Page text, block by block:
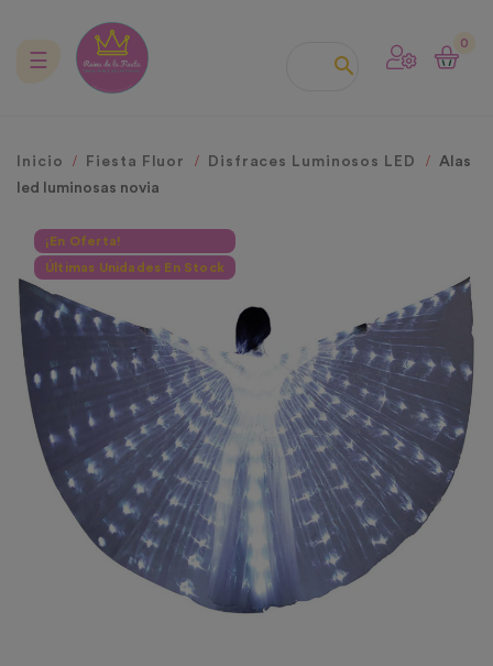

0
Navegación
☰
Inicio Fiesta Fluor Disfraces Luminosos LED
Alas
led luminosas novia
¡En Oferta!
Últimas Unidades En Stock